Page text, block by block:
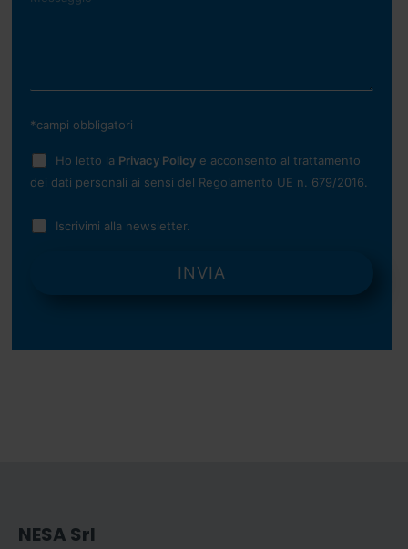
*campi obbligatori
Ho letto la Privacy Policye acconsento al trattamento
dei dati personali ai sensi del Regolamento UE n. 679/2016.
Iscrivimi alla newsletter.
NESA Srl